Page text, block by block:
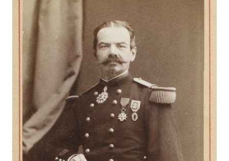
MAURICE
ALIAS
COLMAR